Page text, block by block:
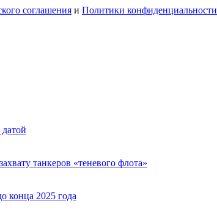
соглашения и Политики конфиденциальности
танкеров «теневого флота»
конца 2025 года